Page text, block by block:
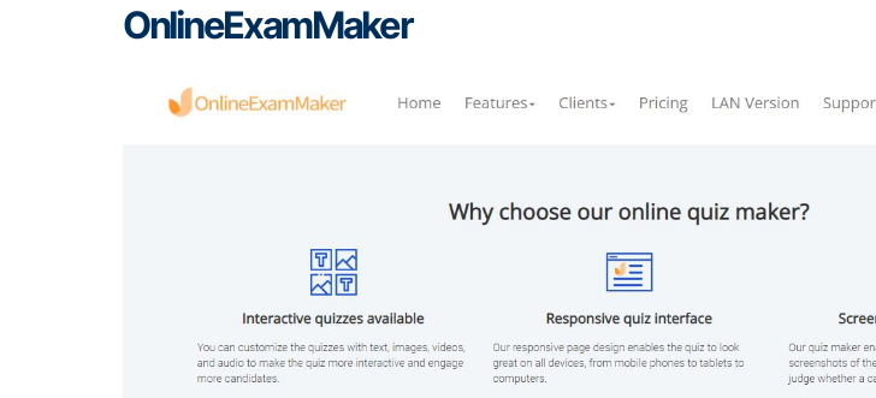
OnlineExamMaker